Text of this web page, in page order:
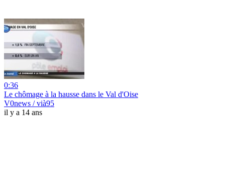
0:36
Le chômage à la hausse dans le Val d'Oise
V0news / vià95
il y a 14 ans